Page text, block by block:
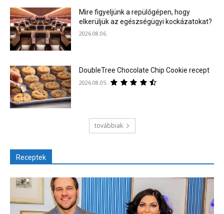
Mire figyeljünk a repülőgépen, hogy
elkerüljük az egészségügyi kockázatokat?
2026.08.06.
DoubleTree Chocolate Chip Cookie recept
2026.08.05.
továbbiak
Receptek